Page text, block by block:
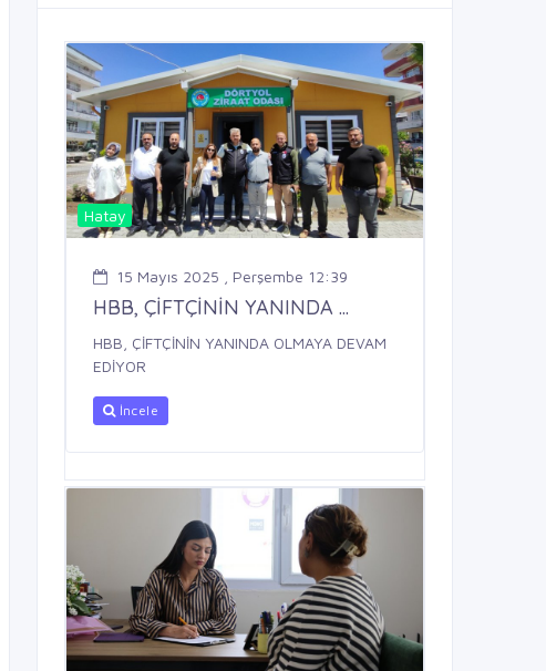
Hatay
15 Mayıs 2025 , Perşembe 12:39
HBB, ÇİFTÇİNİN YANINDA ...
HBB, ÇİFTÇİNİN YANINDA OLMAYA DEVAM
EDİYOR
İncele